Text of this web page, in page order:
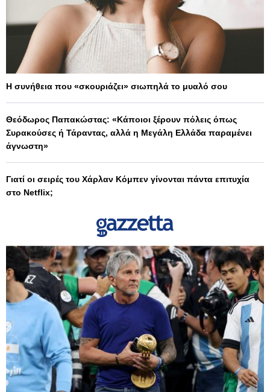
Η συνήθεια που «σκουριάζει» σιωπηλά το μυαλό σου
Θεόδωρος Παπακώστας: «Κάποιοι ξέρουν πόλεις όπως
Συρακούσες ή Τάραντας, αλλά η Μεγάλη Ελλάδα παραμένει
άγνωστη»
Γιατί οι σειρές του Χάρλαν Κόμπεν γίνονται πάντα επιτυχία
στο Netflix;